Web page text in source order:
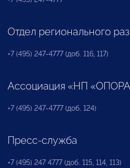
Отдел регионального
+7 (495) 247-4777 (доб. 116, 117)
Ассоциация «НП
+7 (495) 247-4777 (доб. 124)
Пресс-служба
+7 (495) 247 4777 (доб. 115, 114, 113)